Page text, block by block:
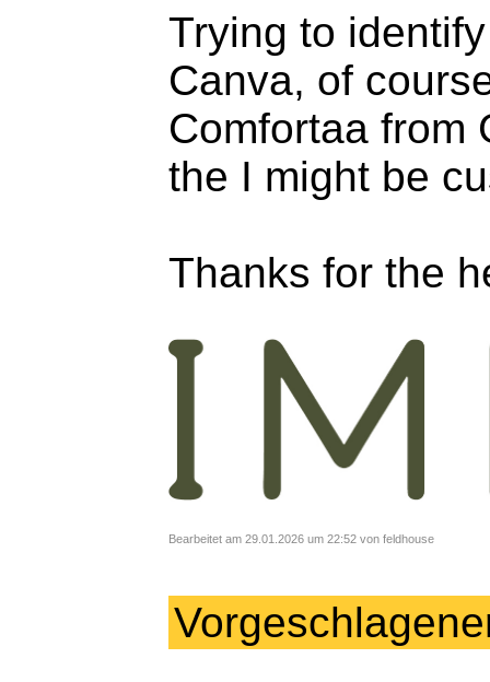
Trying to
Canva, of
Comfortaa from
the I might be
Thanks for the
Bearbeitet am 29.01.2026 um 22:52 von feldhouse